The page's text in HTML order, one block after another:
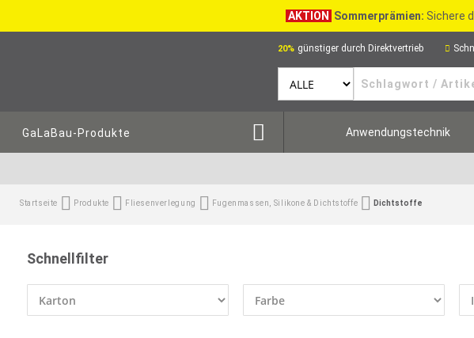
AKTION Sommerprämien: Sichere
20% günstiger durch Direktvertrieb
GaLaBau-Produkte Anwendungstechnik
Startseite Produkte Fliesenverlegung Fugenmassen, Silikone & Dichtstoffe Dichtstoffe
Schnellfilter